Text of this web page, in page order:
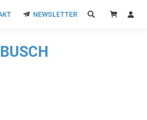
NEWSLETTER
NEWSLETTER